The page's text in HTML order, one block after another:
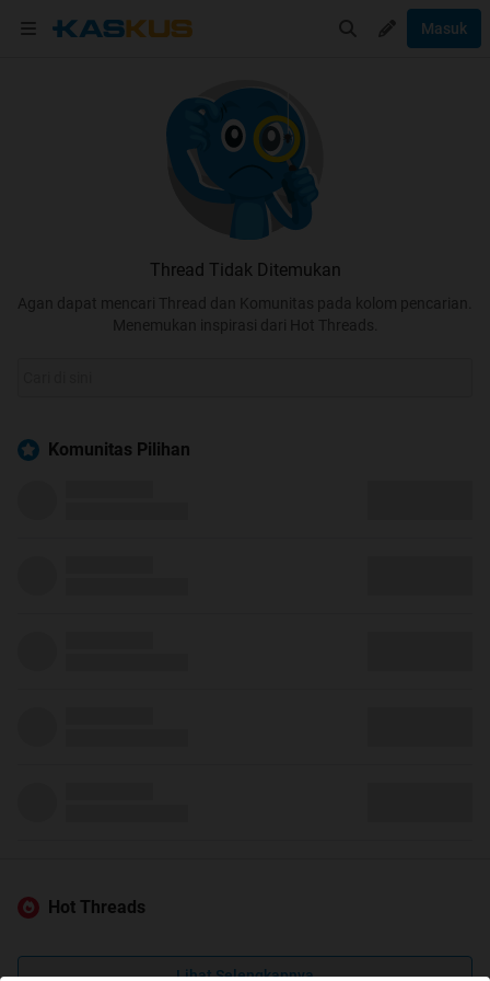
Masuk
Thread Tidak Ditemukan
Agan dapat mencari Thread dan Komunitas pada kolom pencarian.
Menemukan inspirasi dari Hot Threads.
Komunitas Pilihan
Hot Threads
Lihat Selengkapnya